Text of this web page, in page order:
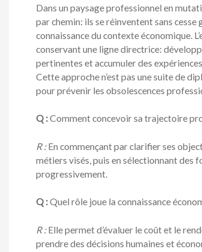
Dans un paysage professionnel en
par chemin: ils se réinventent sans
connaissance du contexte économique.
conservant une ligne directrice:
pertinentes et accumuler des
Cette approche n’est pas une suite de
pour prévenir les obsolescences
Q :Comment concevoir sa trajectoire
R :En commençant par clarifier ses
métiers visés, puis en sélectionnant des
progressivement.
Q :Quel rôle joue la connaissance
R :Elle permet d’évaluer le coût et le
prendre des décisions humaines et